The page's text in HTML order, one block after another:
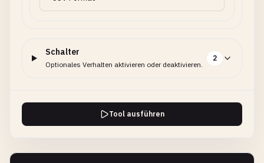
Schalter
Optionales Verhalten aktivieren oder deaktivieren.
2
Tool ausführen